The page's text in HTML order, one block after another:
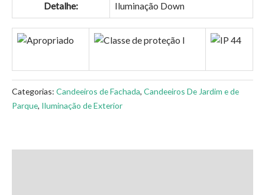
Detalhe: Iluminação Down
Categorias: Candeeiros de Fachada, Candeeiros De Jardim e de
Parque, Iluminação de Exterior